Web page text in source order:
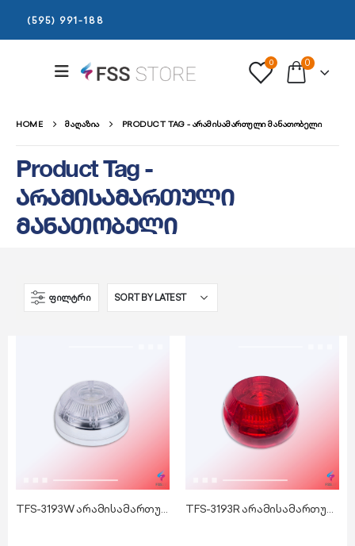
(595) 991-188
0 0
HOME ᲛᲐᲦᲐᲖᲘᲐ PRODUCT TAG - ᲐᲠᲐᲛᲘᲡᲐᲛᲐᲠᲗᲣᲚᲘ ᲛᲐᲜᲐᲗᲝᲑᲔᲚᲘ
Product Tag -
არამისამართული
მანათობელი
ᲤᲘᲚᲢᲠᲘ
TFS-3193W არამისამართული მანათობელი TFS-3193R არამისამართული მანათობელი